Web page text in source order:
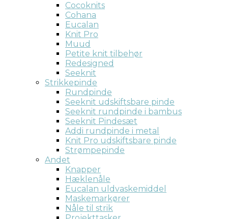
Cocoknits
Cohana
Eucalan
Knit Pro
Muud
Petite knit tilbehør
Redesigned
Seeknit
Strikkepinde
Rundpinde
Seeknit udskiftsbare pinde
Seeknit rundpinde i bambus
Seeknit Pindesæt
Addi rundpinde i metal
Knit Pro udskiftsbare pinde
Strømpepinde
Andet
Knapper
Hæklenåle
Eucalan uldvaskemiddel
Maskemarkører
Nåle til strik